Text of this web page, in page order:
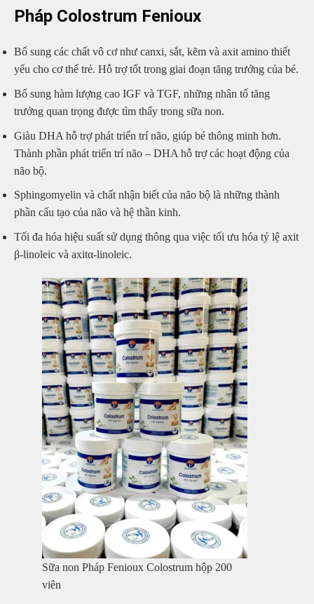
Pháp Colostrum Fenioux
Bổ sung các chất vô cơ như canxi, sắt, kẽm và axit amino thiết
yếu cho cơ thể trẻ. Hỗ trợ tốt trong giai đoạn tăng trưởng của bé.
Bổ sung hàm lượng cao IGF và TGF, những nhân tố tăng
trưởng quan trọng được tìm thấy trong sữa non.
Giàu DHA hỗ trợ phát triển trí não, giúp bé thông minh hơn.
Thành phần phát triển trí não – DHA hỗ trợ các hoạt động của
não bộ.
Sphingomyelin và chất nhận biết của não bộ là những thành
phần cấu tạo của não và hệ thần kinh.
Tối đa hóa hiệu suất sử dụng thông qua việc tối ưu hóa tỷ lệ axit
β-linoleic và axitα-linoleic.
Sữa non Pháp Fenioux Colostrum hộp 200
viên